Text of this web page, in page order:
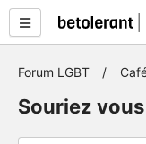
Forum LGBT
Souriez